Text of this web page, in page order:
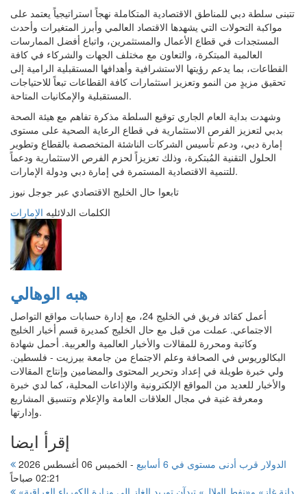
تتبنى سلطة دبي للمناطق الاقتصادية المتكاملة نهجاً استراتيجياً يعتمد على
مواكبة التحولات التي يشهدها الاقتصاد العالمي وأبرز المتغيرات وأحدث
المستجدات في قطاع الأعمال والمستثمرين، واتباع أفضل الممارسات
العالمية المبتكرة، والتعاون مع مختلف الجهات والشركاء في كافة
القطاعات، بما يدعم رؤيتها الاستشرافية وأهدافها المستقبلية الرامية إلى
تحقيق مزيدٍ من النمو وتعزيز استثمارات كافة القطاعات تبعاً للاحتياجات
المستقبلية والإمكانيات المتاحة.
وشهدت بداية العام الجاري توقيع السلطة مذكرة تفاهم مع هيئة الصحة
بدبي لتعزيز الفرص الاستثمارية في قطاع الرعاية الصحية على مستوى
إمارة دبي، ودعم تأسيس الشركات الناشئة المتخصصة بالقطاع وتطوير
الحلول التقنية المُبتكرة، وذلك تعزيزاً لحزم الفرص الاستثمارية ودعماً
للتنمية الاقتصادية المستمرة في إمارة دبي ودولة الإمارات.
تابعوا حال الخليج الاقتصادي عبر جوجل نيوز
الكلمات الدلائليه الإمارات
هبه الوهالي
أعمل كقائد فريق في الخليج 24، مع إدارة حسابات مواقع التواصل
الاجتماعي. عملت من قبل مع حال الخليج كمديرة قسم أخبار الخليج
وكاتبة ومحررة للمقالات والأخبار العالمية والعربية. أحمل شهادة
البكالوريوس في الصحافة وعلم الاجتماع من جامعة بيرزيت - فلسطين.
ولي خبرة طويلة في إعداد وتحرير المحتوى والمضامين وإنتاج المقالات
والأخبار للعديد من المواقع الإلكترونية والإذاعات المحلية، كما لدي خبرة
ومعرفة غنية في مجال العلاقات العامة والإعلام وتنسيق المشاريع
وإدارتها.
إقرأ ايضا
الدولار قرب أدنى مستوى في 6 أسابيع -
الخميس 06 أغسطس 2026
02:21 صباحاً
«دانة غاز» و«نفط الهلال» تبدآن توريد الغاز إلى وزارة الكهرباء العراقية